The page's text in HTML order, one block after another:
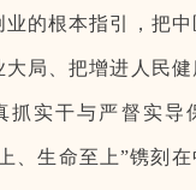
业的根本指引，把
大局、把增进人民
抓实干与严督实导
、生命至上”镌刻